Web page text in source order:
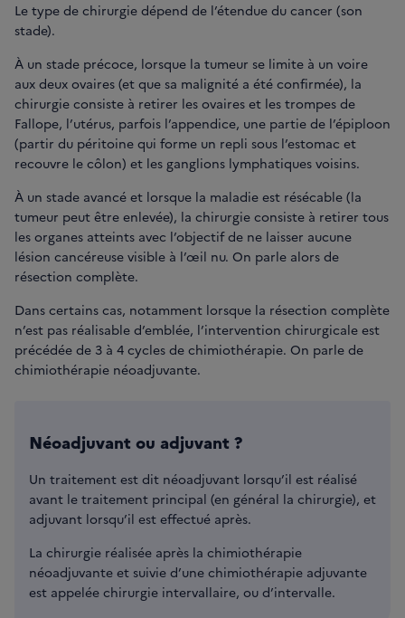
Le type de chirurgie dépend de l’étendue du cancer (son
stade).
À un stade précoce, lorsque la tumeur se limite à un voire
aux deux ovaires (et que sa malignité a été confirmée), la
chirurgie consiste à retirer les ovaires et les trompes de
Fallope, l’utérus, parfois l’appendice, une partie de l’épiploon
(partir du péritoine qui forme un repli sous l’estomac et
recouvre le côlon) et les ganglions lymphatiques voisins.
À un stade avancé et lorsque la maladie est résécable (la
tumeur peut être enlevée), la chirurgie consiste à retirer tous
les organes atteints avec l’objectif de ne laisser aucune
lésion cancéreuse visible à l’œil nu. On parle alors de
résection complète.
Dans certains cas, notamment lorsque la résection complète
n’est pas réalisable d’emblée, l’intervention chirurgicale est
précédée de 3 à 4 cycles de chimiothérapie. On parle de
chimiothérapie néoadjuvante.
Néoadjuvant ou adjuvant ?
Un traitement est dit néoadjuvant lorsqu’il est réalisé
avant le traitement principal (en général la chirurgie), et
adjuvant lorsqu’il est effectué après.
La chirurgie réalisée après la chimiothérapie
néoadjuvante et suivie d’une chimiothérapie adjuvante
est appelée chirurgie intervallaire, ou d’intervalle.